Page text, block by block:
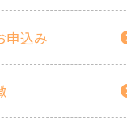
申込み